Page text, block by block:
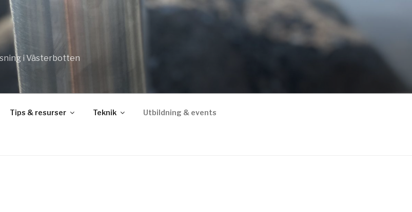
i Västerbotten
Tips & resurser Teknik Utbildning & events